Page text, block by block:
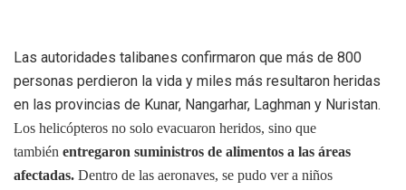
Las autoridades talibanes confirmaron que más de 800
personas perdieron la vida y miles más resultaron heridas
en las provincias de Kunar, Nangarhar, Laghman y Nuristan.
Los helicópteros no solo evacuaron heridos, sino que
también entregaron suministros de alimentos a las áreas
afectadas. Dentro de las aeronaves, se pudo ver a niños